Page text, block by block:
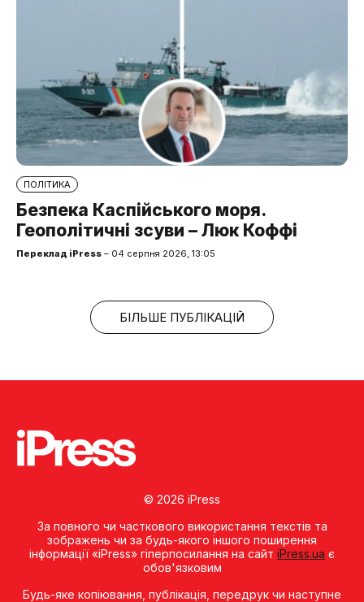
ПОЛІТИКА
Безпека Каспійського моря.
Геополітичні зсуви – Люк Коффі
Переклад iPress – 04 серпня 2026, 13:05
БІЛЬШЕ ПУБЛІКАЦІЙ
© 2026 iPress
За повного чи часткового використання текстів та
зображень чи за будь-якого іншого поширення
інформації «iPress» гіперпосилання на сайт iPress.ua є
обов'язковим
Будь-яке копiювання, публiкацiя, передрук чи наступне